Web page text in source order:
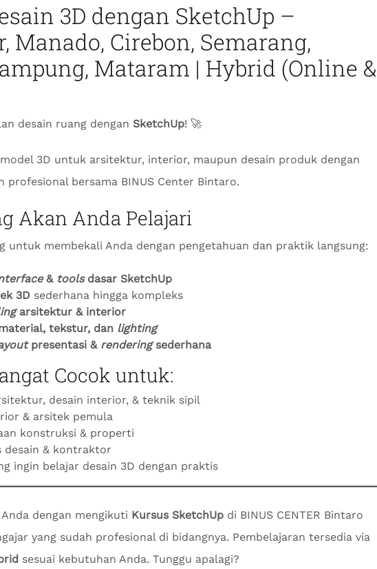
3D dengan SketchUp –
Manado, Cirebon, Semarang,
Mataram | Hybrid (Online &
desain ruang dengan SketchUp! 🚀
3D untuk arsitektur, interior, maupun desain produk dengan
profesional bersama BINUS Center Bintaro.
Akan Anda Pelajari
untuk membekali Anda dengan pengetahuan dan praktik langsung:
& toolsdasar SketchUp
3D sederhana hingga kompleks
arsitektur & interior
tekstur, dan lighting
presentasi & renderingsederhana
Cocok untuk:
desain interior, & teknik sipil
& arsitek pemula
konstruksi & properti
desain & kontraktor
ingin belajar desain 3D dengan praktis
dengan mengikuti Kursus SketchUp di BINUS CENTER Bintaro
yang sudah profesional di bidangnya. Pembelajaran tersedia via
sesuai kebutuhan Anda. Tunggu apalagi?